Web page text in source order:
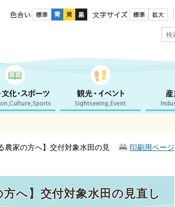
色合い 文字サイズ
印刷用ページ
農家の方へ】交付対象水田の見
へ】交付対象水田の見直し